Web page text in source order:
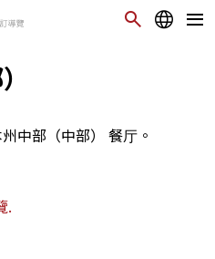
中部（中部） 餐厅。
.